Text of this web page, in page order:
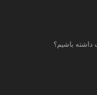
داشته باشیم؟